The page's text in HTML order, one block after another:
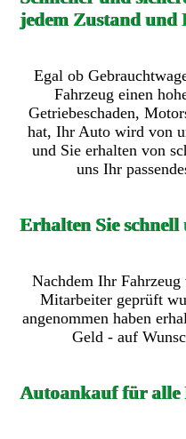
jedem Zustand und
Egal ob
Fahrzeug einen
Getriebeschaden,
hat, Ihr Auto wird von
und Sie erhalten von
uns Ihr
Erhalten Sie
Nachdem Ihr
Mitarbeiter geprüft
angenommen haben
Geld - auf
Autoankauf für alle